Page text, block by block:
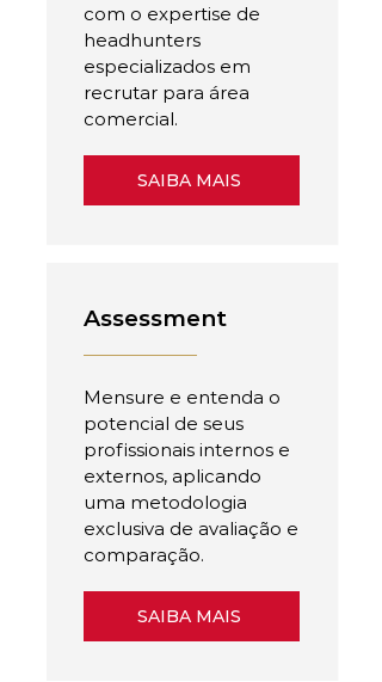
com o expertise de
headhunters
especializados em
recrutar para área
comercial.
SAIBA MAIS
Assessment
Mensure e entenda o
potencial de seus
profissionais internos e
externos, aplicando
uma metodologia
exclusiva de avaliação e
comparação.
SAIBA MAIS